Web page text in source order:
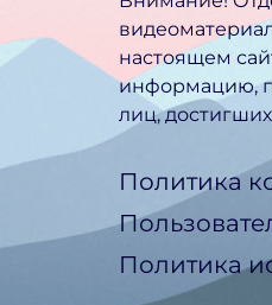
настоящем
информацию,
лиц, достигших
Политика
Политика